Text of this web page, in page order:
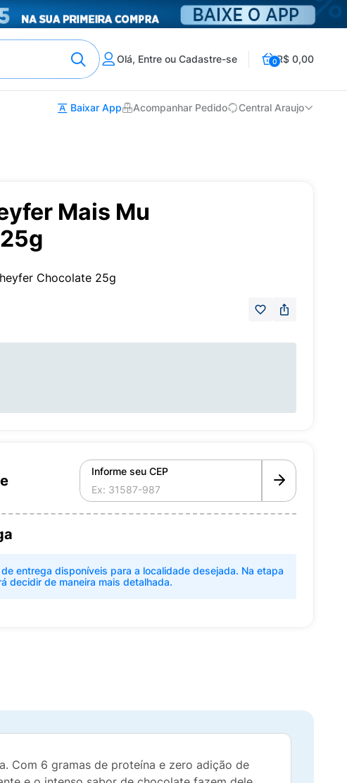
Olá, Entre ou Cadastre-se 0R$ 0,00
Baixar App Acompanhar Pedido Central Araujo
Mais Mu
Chocolate 25g
Informe seu CEP
entrega disponíveis para a localidade desejada. Na etapa
decidir de maneira mais detalhada.
Com 6 gramas de proteína e zero adição de